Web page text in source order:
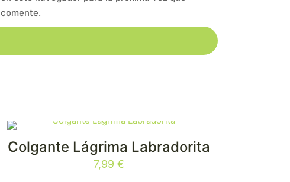
comente.
Colgante Lágrima Labradorita
7,99 €